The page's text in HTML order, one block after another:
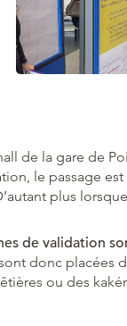
de la gare de
le passage
plus
de validation
donc placées
ou des